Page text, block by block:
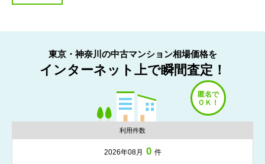
東京・神奈川の中古マンション相場価格を
インターネット上で瞬間査定！
利用件数
2026年08月 0 件